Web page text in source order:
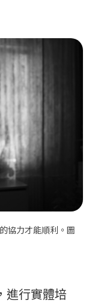
協力才能順利。圖
進行實體培